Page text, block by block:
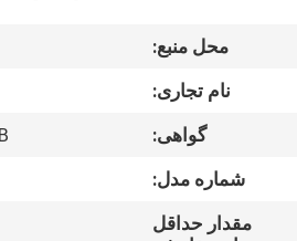
کارخانه
کنترل
کیفیت
محل منبع:
نام تجاری:
گواهی:
شماره مدل:
مقدار حداقل